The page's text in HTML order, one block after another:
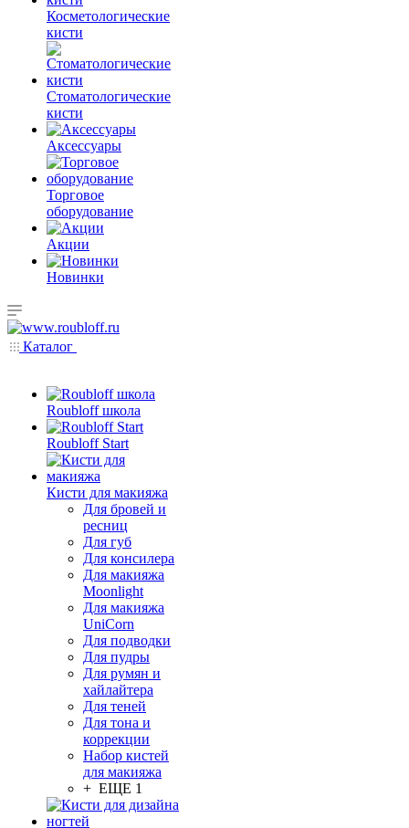
Косметологические
кисти
Стоматологические
кисти
Аксессуары
Торговое
оборудование
Акции
Новинки
Каталог
Roubloff школа
Roubloff Start
Кисти для макияжа
Для бровей и
ресниц
Для губ
Для консилера
Для макияжа
Moonlight
Для макияжа
UniCorn
Для подводки
Для пудры
Для румян и
хайлайтера
Для теней
Для тона и
коррекции
Набор кистей
для макияжа
+ ЕЩЕ 1